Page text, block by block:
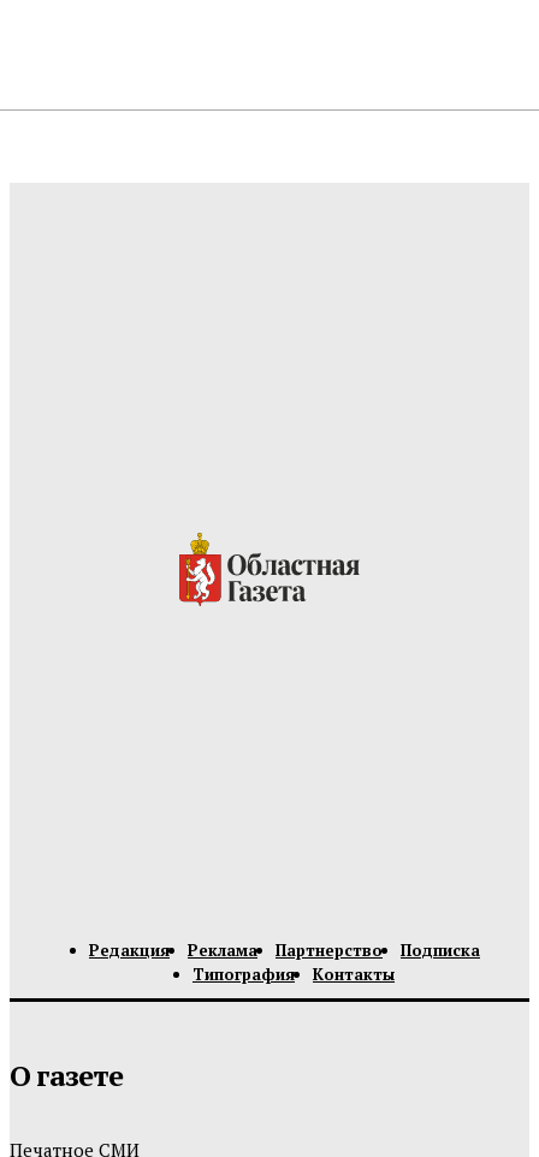
Редакция Реклама Партнерство
Подписка
Типография
Контакты
О газете
Печатное СМИ